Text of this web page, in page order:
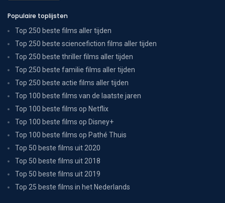
Populaire toplijsten
Top 250 beste films aller tijden
Top 250 beste sciencefiction films aller tijden
Top 250 beste thriller films aller tijden
Top 250 beste familie films aller tijden
Top 250 beste actie films aller tijden
Top 100 beste films van de laatste jaren
Top 100 beste films op Netflix
Top 100 beste films op Disney+
Top 100 beste films op Pathé Thuis
Top 50 beste films uit 2020
Top 50 beste films uit 2018
Top 50 beste films uit 2019
Top 25 beste films in het Nederlands